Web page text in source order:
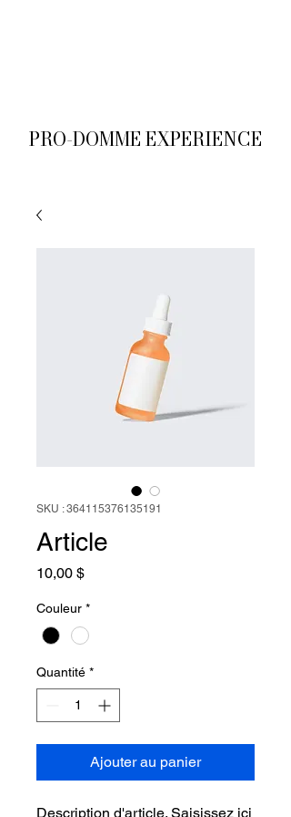
PRO-DOMME EXPERIENCE
SKU : 364115376135191
Article
10,00 $Prix
Couleur *
Quantité *
Ajouter au panier
Description d'article. Saisissez ici